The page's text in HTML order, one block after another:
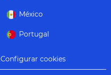
México
Portugal
Configurar cookies